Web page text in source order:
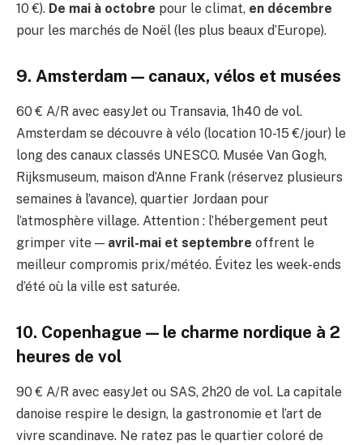
10 €). De mai à octobre pour le climat, en décembre
pour les marchés de Noël (les plus beaux d’Europe).
9. Amsterdam — canaux, vélos et musées
60 € A/R avec easyJet ou Transavia, 1h40 de vol.
Amsterdam se découvre à vélo (location 10-15 €/jour) le
long des canaux classés UNESCO. Musée Van Gogh,
Rijksmuseum, maison d’Anne Frank (réservez plusieurs
semaines à l’avance), quartier Jordaan pour
l’atmosphère village. Attention : l’hébergement peut
grimper vite — avril-mai et septembre offrent le
meilleur compromis prix/météo. Évitez les week-ends
d’été où la ville est saturée.
10. Copenhague — le charme nordique à 2
heures de vol
90 € A/R avec easyJet ou SAS, 2h20 de vol. La capitale
danoise respire le design, la gastronomie et l’art de
vivre scandinave. Ne ratez pas le quartier coloré de